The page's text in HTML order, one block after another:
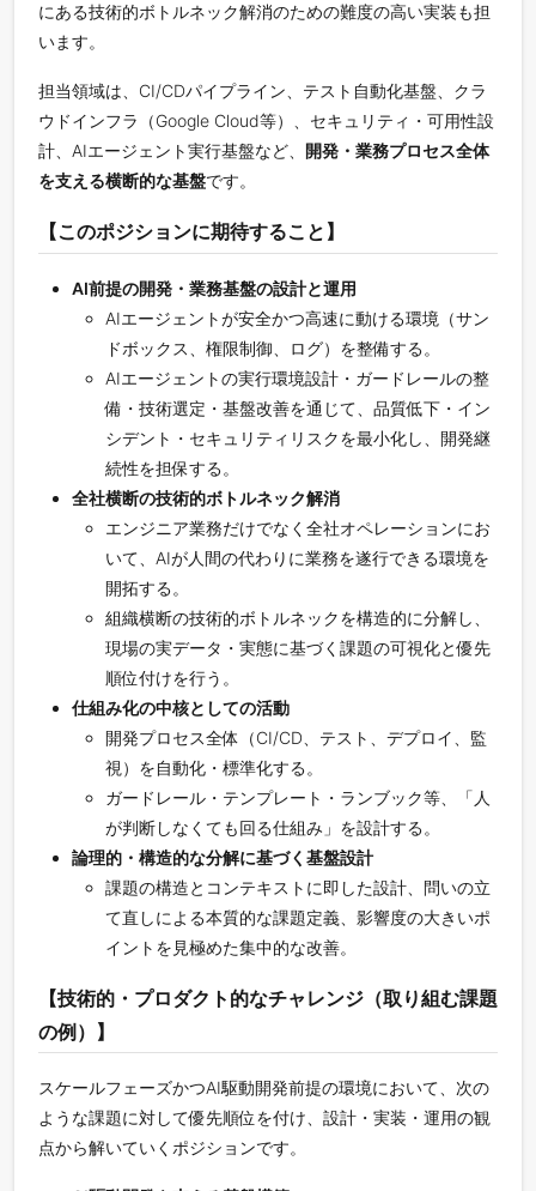
にある技術的ボトルネック解消のための難度の高い実装も担
います。
担当領域は、CI/CDパイプライン、テスト自動化基盤、クラ
ウドインフラ（Google Cloud等）、セキュリティ・可用性設
計、AIエージェント実行基盤など、 開発・業務プロセス全体
を支える横断的な基盤です。
【このポジションに期待すること】
AI前提の開発・業務基盤の設計と運用
AIエージェントが安全かつ高速に動ける環境（サン
ドボックス、権限制御、ログ）を整備する。
AIエージェントの実行環境設計・ガードレールの整
備・技術選定・基盤改善を通じて、品質低下・イン
シデント・セキュリティリスクを最小化し、開発継
続性を担保する。
全社横断の技術的ボトルネック解消
エンジニア業務だけでなく全社オペレーションにお
いて、AIが人間の代わりに業務を遂行できる環境を
開拓する。
組織横断の技術的ボトルネックを構造的に分解し、
現場の実データ・実態に基づく課題の可視化と優先
順位付けを行う。
仕組み化の中核としての活動
開発プロセス全体（CI/CD、テスト、デプロイ、監
視）を自動化・標準化する。
ガードレール・テンプレート・ランブック等、「人
が判断しなくても回る仕組み」を設計する。
論理的・構造的な分解に基づく基盤設計
課題の構造とコンテキストに即した設計、問いの立
て直しによる本質的な課題定義、影響度の大きいポ
イントを見極めた集中的な改善。
【技術的・プロダクト的なチャレンジ（取り組む課題
の例）】
スケールフェーズかつAI駆動開発前提の環境において、次の
ような課題に対して優先順位を付け、設計・実装・運用の観
点から解いていくポジションです。